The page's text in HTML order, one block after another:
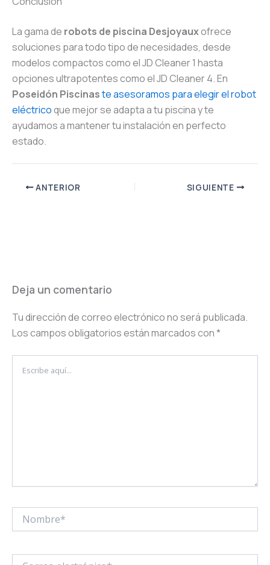
La gama de robots de piscina Desjoyauxofrece
soluciones para todo tipo de necesidades, desde
modelos compactos como el JD Cleaner 1 hasta
opciones ultrapotentes como el JD Cleaner 4. En
Poseidón Piscinaste asesoramos para elegir el robot
eléctricoque mejor se adapta a tu piscina y te
ayudamos a mantener tu instalación en perfecto
estado.
ANTERIOR SIGUIENTE
Deja un comentario
Tu dirección de correo electrónico no será publicada.
Los campos obligatorios están marcados con*
aquí...